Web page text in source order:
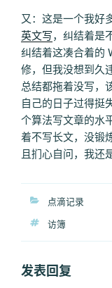
又：这是一个我好
英文写，纠结着是
纠结着这凑合着的
修，但我没想到久
总结都拖着没写，
自己的日子过得挺
个算法写文章的水
着不写长文，没锻
且扪心自问，我还
分
点滴记录
标
访簿
发表回复